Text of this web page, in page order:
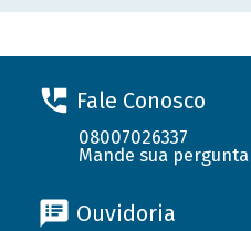
Fale Conosco
08007026337
Mande sua pergunta
Ouvidoria